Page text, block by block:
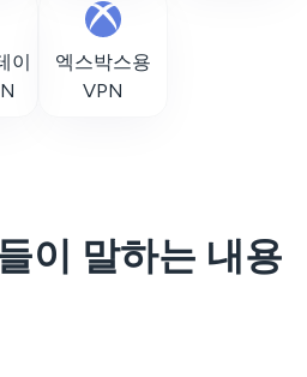
이
엑스박스용
VPN
이 말하는 내용